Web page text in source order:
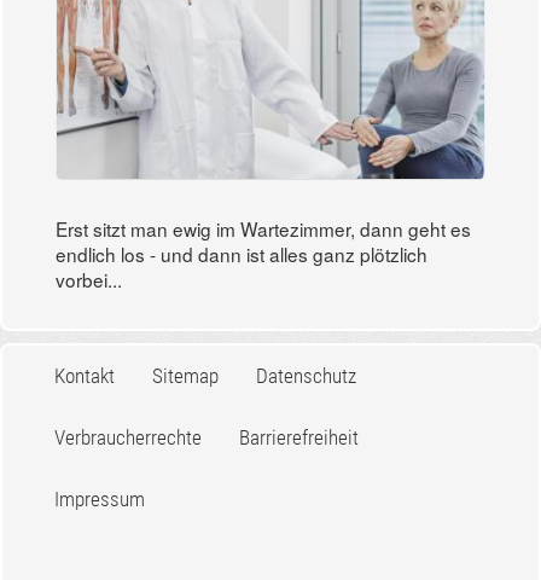
Erst sitzt man ewig im Wartezimmer, dann geht es
endlich los - und dann ist alles ganz plötzlich
vorbei...
Kontakt Sitemap Datenschutz
Verbraucherrechte Barrierefreiheit
Impressum